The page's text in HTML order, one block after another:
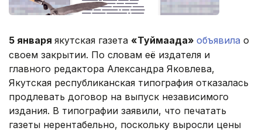
5 января якутская газета «Туймаада» объявила о
своем закрытии. По словам её издателя и
главного редактора Александра Яковлева,
Якутская республиканская типография отказалась
продлевать договор на выпуск независимого
издания. В типографии заявили, что печатать
газеты нерентабельно, поскольку выросли цены